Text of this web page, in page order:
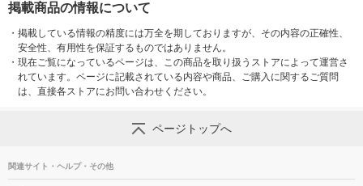
掲載商品の情報について
・ 掲載している情報の精度には万全を期しておりますが、その内容の正確性、
安全性、有用性を保証するものではありません。
・ 現在ご覧になっているページは、この商品を取り扱うストアによって運営さ
れています。ページに記載されている内容や商品、ご購入に関するご質問
は、直接各ストアにお問い合わせください。
ページトップへ
関連サイト・ヘルプ・その他